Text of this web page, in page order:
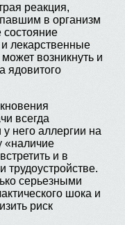
реакция,
в организм
лекарственные
возникнуть и
ядовитого
всегда
него аллергии на
«наличие
и в
трудоустройстве.
серьезными
шока и
риск